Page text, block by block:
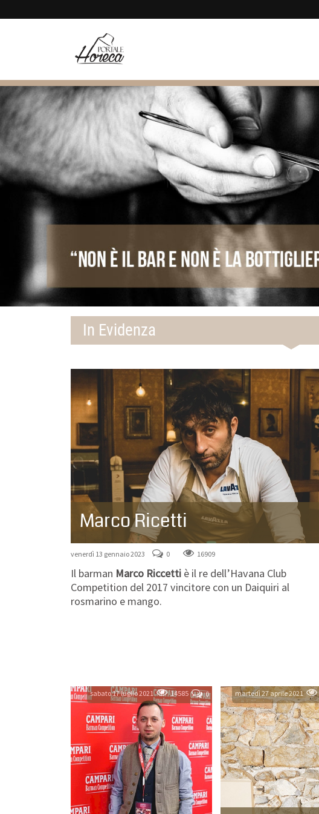
In Evidenza
Marco Ricetti
venerdì 13 gennaio 2023 0 16909
Il barman Marco Riccetti è il re dell’Havana Club
Competition del 2017 vincitore con un Daiquiri al
rosmarino e mango.
sabato 17 luglio 2021 0
14585 martedì 27 aprile 2021